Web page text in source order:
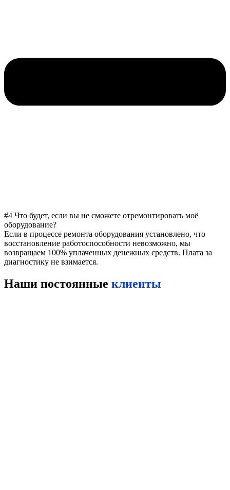
#4 Что будет, если вы не сможете отремонтировать моё
оборудование?
Если в процессе ремонта оборудования установлено, что
восстановление работоспособности невозможно, мы
возвращаем 100% уплаченных денежных средств. Плата за
диагностику не взимается.
Наши постоянные клиенты